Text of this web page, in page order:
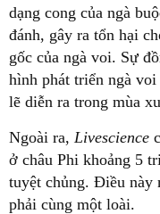
dạng cong của ngà
đánh, gây ra tổn hại
gốc của ngà voi. Sự
hình phát triển ngà
lẽ diễn ra trong mùa
Ngoài ra, Livescience
ở châu Phi khoảng 5
tuyệt chủng. Điều này
phải cùng một loài.